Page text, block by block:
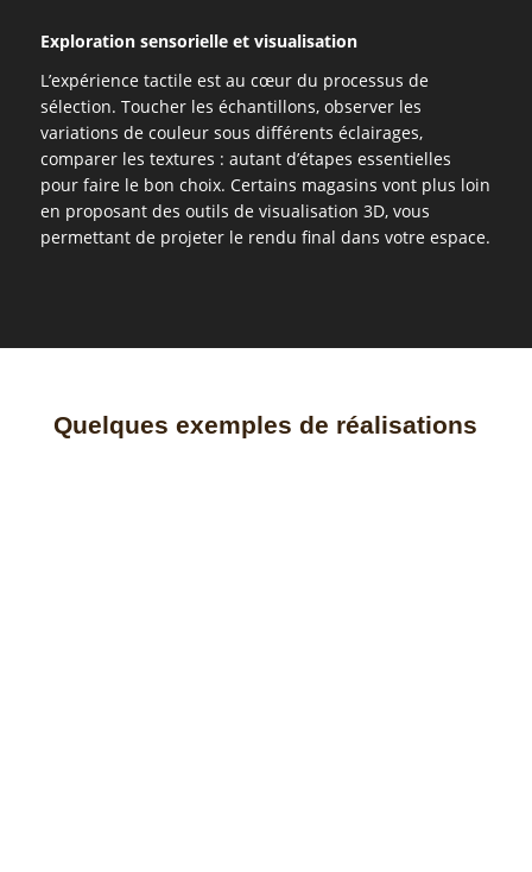
Exploration sensorielle et visualisation
L’expérience tactile est au cœur du processus de
sélection. Toucher les échantillons, observer les
variations de couleur sous différents éclairages,
comparer les textures : autant d’étapes essentielles
pour faire le bon choix. Certains magasins vont plus loin
en proposant des outils de visualisation 3D, vous
permettant de projeter le rendu final dans votre espace.
Quelques exemples de réalisations